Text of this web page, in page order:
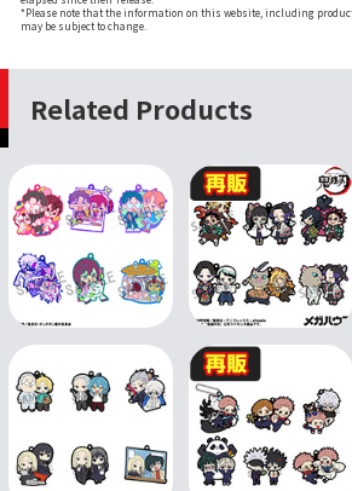
*Please note that the information on this website, including
may be subject to change.
Related Products